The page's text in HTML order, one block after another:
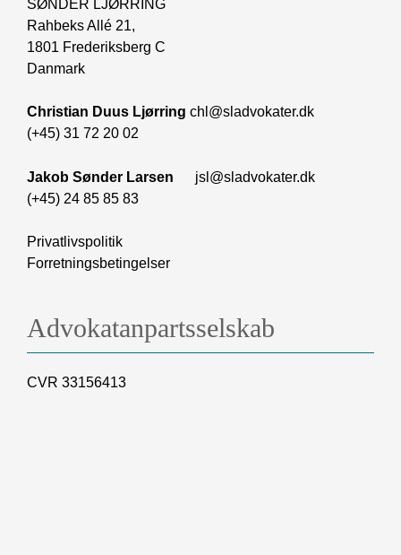
SØNDER LJØRRING
Rahbeks Allé 21,
1801 Frederiksberg C
Danmark
Christian Duus Ljørring chl@sladvokater.dk
(+45) 31 72 20 02
Jakob Sønder Larsen
jsl@sladvokater.dk
(+45) 24 85 85 83
Privatlivspolitik
Forretningsbetingelser
Advokatanpartsselskab
CVR 33156413